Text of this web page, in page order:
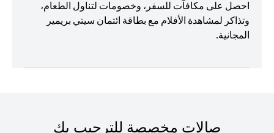
احصل على مكافآت للسفر، وخصومات لتناول الطعام،
وتذاكر لمشاهدة الأفلام مع بطاقة ائتمان سيتي بريمير
المجانية.
صالات مخصصة للترحيب بك